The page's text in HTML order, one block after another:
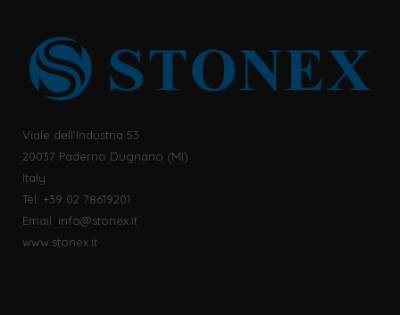
Viale dell’Industria 53
20037 Paderno Dugnano (MI)
Italy
Tel: +39 02 78619201
Email: info@stonex.it
www.stonex.it